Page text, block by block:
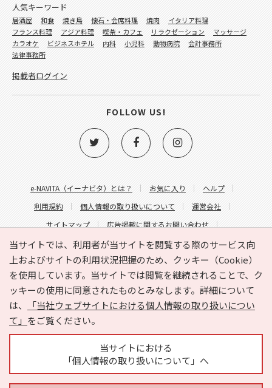
当サイトでは、利用者が当サイトを閲覧する際のサービス向
上およびサイトの利用状況把握のため、クッキー（Cookie）
を使用しています。当サイトでは閲覧を継続されることで、ク
ッキーの使用に同意されたものとみなします。詳細について
は、
「当社ウェブサイトにおける個人情報の取り扱いについ
て」 をご覧ください。
当サイトにおける
「個人情報の取り扱いについて」へ
e-NAVITA（イーナビタ）とは？ お気に入り
ヘルプ
利用規約
個人情報の取り扱いについて
運営会社
サイトマップ
広告掲載に関するお問い合わせ
サイトの内容に関するお問い合わせ
人気キーワード
居酒屋 和食 焼き鳥 懐石・会席料理 焼肉
イタリア料理
フランス料理
アジア料理 喫茶・カフェ リラクゼーション
マッサージ
カラオケ
ビジネスホテル 内科 小児科 動物病院
会計事務所
法律事務所
掲載者ログイン
FOLLOW US!
Copyright © HYOJITO.Co.,Ltd. All Rights Reserved.